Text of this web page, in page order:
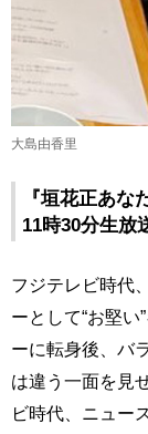
大島由香里
『垣花正あ
11時30分生放
フジテレビ時代
ーとして“お堅い
ーに転身後、バ
は違う一面を見
ビ時代、ニュー